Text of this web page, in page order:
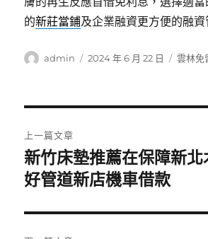
的新莊當鋪及企業融資更方便的融資
作
admin
發
2024 年 6 月 22 日
分
雲林免
章
導
覽
上一篇文章
上
一
文
章:
新竹床墊推薦在保障新北
好管道新店機車借款